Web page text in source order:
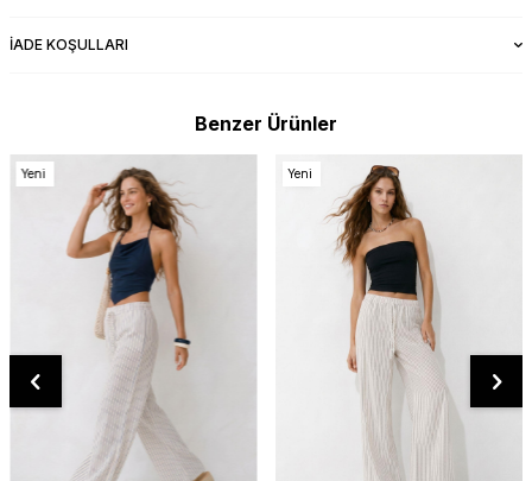
İADE KOŞULLARI
Benzer Ürünler
Yeni Yeni